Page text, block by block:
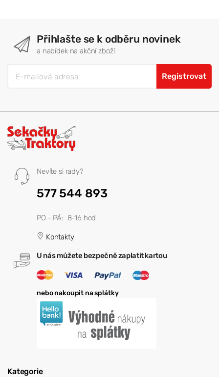
Přihlašte se k odběru novinek
a nabídek na akční zboží
Registrovat
Nevíte si rady?
577 544 893
PO - PÁ: 8-16 hod
Kontakty
U nás můžete bezpečně zaplatit kartou
nebo nakoupit na splátky
Kategorie